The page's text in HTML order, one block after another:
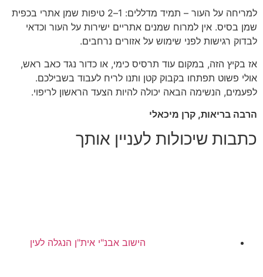
למריחה על העור – תמיד מדללים: 1–2 טיפות שמן אתרי בכפית
שמן בסיס. אין למרוח שמנים אתריים ישירות על העור וכדאי
לבדוק רגישות לפני שימוש על אזורים נרחבים.
אז בקיץ הזה, במקום עוד תרסיס כימי, או כדור נגד כאב ראש,
אולי פשוט תפתחו בקבוק קטן ותנו לריח לעבוד בשבילכם.
לפעמים, הנשימה הבאה יכולה להיות הצעד הראשון לריפוי.
הרבה בריאות, קרן מיכאלי
כתבות שיכולות לעניין אותך
הישוב אבנ"י אית"ן הנגלה לעין